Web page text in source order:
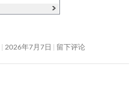
2026年7月7日 留下评论